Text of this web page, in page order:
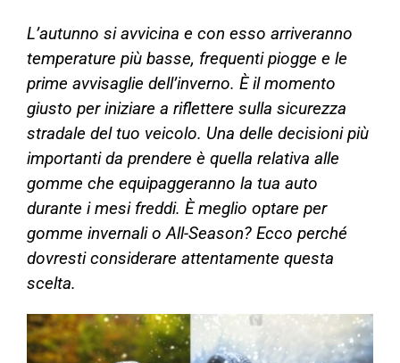
L’autunno si avvicina e con esso arriveranno
temperature più basse, frequenti piogge e le
prime avvisaglie dell’inverno. È il momento
giusto per iniziare a riflettere sulla sicurezza
stradale del tuo veicolo. Una delle decisioni più
importanti da prendere è quella relativa alle
gomme che equipaggeranno la tua auto
durante i mesi freddi. È meglio optare per
gomme invernali o All-Season? Ecco perché
dovresti considerare attentamente questa
scelta.